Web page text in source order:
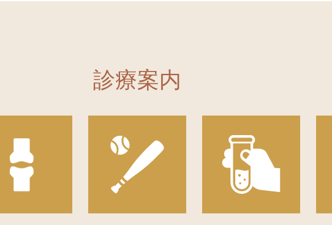
己負担のない方についても、明細書を無料で発行しております。
行われた検査の名称が記載されます。
の上昇に伴い、当院では厚生労働省の方針（診療報酬改定）に
診療案内